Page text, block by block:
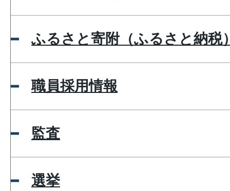
ふるさと寄附（ふるさと納税
職員採用情報
監査
選挙